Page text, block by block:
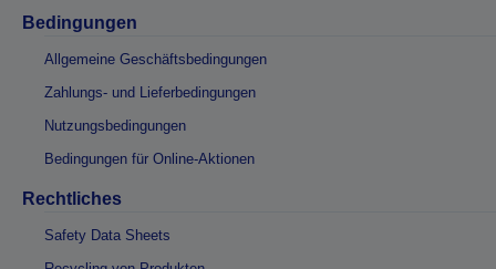
Bedingungen
Allgemeine Geschäftsbedingungen
Zahlungs- und Lieferbedingungen
Nutzungsbedingungen
Bedingungen für Online-Aktionen
Rechtliches
Safety Data Sheets